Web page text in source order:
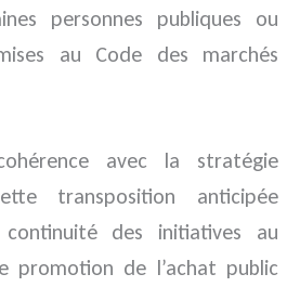
personnes publiques ou
au Code des marchés
avec la stratégie
transposition anticipée
des initiatives au
promotion de l’achat public